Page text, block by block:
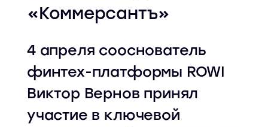
«Коммерсантъ»
4 апреля сооснователь
финтех-платформы ROWI
Виктор Вернов принял
участие в ключевой